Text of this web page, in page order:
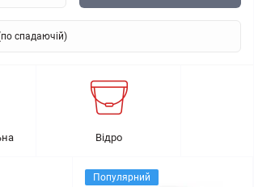
Відро
Популярний